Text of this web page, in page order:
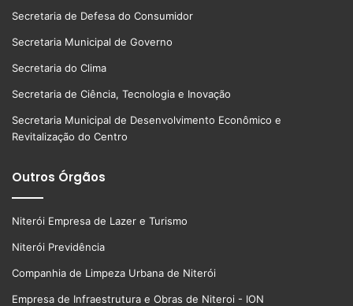
Secretaria de Defesa do Consumidor
Secretaria Municipal de Governo
Secretaria do Clima
Secretaria de Ciência, Tecnologia e Inovação
Secretaria Municipal de Desenvolvimento Econômico e
Revitalização do Centro
Outros Órgãos
Niterói Empresa de Lazer e Turismo
Niterói Previdência
Companhia de Limpeza Urbana de Niterói
Empresa de Infraestrutura e Obras de Niteroi - ION